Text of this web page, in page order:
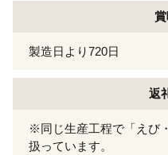
製造日より720日
返
※同じ生産工程で「えび
扱っています。